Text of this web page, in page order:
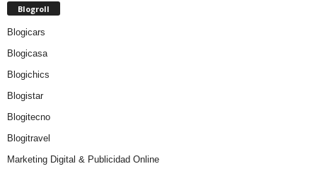
Blogroll
Blogicars
Blogicasa
Blogichics
Blogistar
Blogitecno
Blogitravel
Marketing Digital & Publicidad Online